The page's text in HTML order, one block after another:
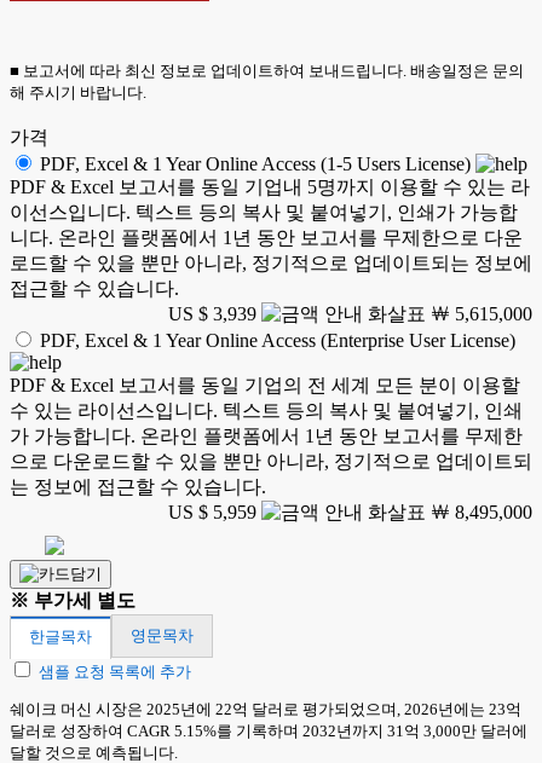
■ 보고서에 따라 최신 정보로 업데이트하여 보내드립니다. 배송일정은 문의
해 주시기 바랍니다.
가격
PDF, Excel & 1 Year Online Access (1-5 Users License)
PDF & Excel 보고서를 동일 기업내 5명까지 이용할 수 있는 라
이선스입니다. 텍스트 등의 복사 및 붙여넣기, 인쇄가 가능합
니다. 온라인 플랫폼에서 1년 동안 보고서를 무제한으로 다운
로드할 수 있을 뿐만 아니라, 정기적으로 업데이트되는 정보에
접근할 수 있습니다.
US $ 3,939
￦ 5,615,000
PDF, Excel & 1 Year Online Access (Enterprise User License)
PDF & Excel 보고서를 동일 기업의 전 세계 모든 분이 이용할
수 있는 라이선스입니다. 텍스트 등의 복사 및 붙여넣기, 인쇄
가 가능합니다. 온라인 플랫폼에서 1년 동안 보고서를 무제한
으로 다운로드할 수 있을 뿐만 아니라, 정기적으로 업데이트되
는 정보에 접근할 수 있습니다.
US $ 5,959
￦ 8,495,000
※ 부가세 별도
한글목차
영문목차
샘플 요청 목록에 추가
쉐이크 머신 시장은 2025년에 22억 달러로 평가되었으며, 2026년에는 23억
달러로 성장하여 CAGR 5.15%를 기록하며 2032년까지 31억 3,000만 달러에
달할 것으로 예측됩니다.